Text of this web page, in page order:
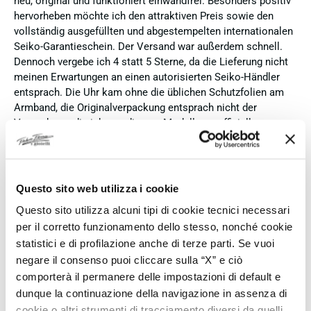
Questo sito web utilizza i cookie
Questo sito utilizza alcuni tipi di cookie tecnici necessari
per il corretto funzionamento dello stesso, nonché cookie
statistici e di profilazione anche di terze parti. Se vuoi
negare il consenso puoi cliccare sulla “X” e ciò
comporterà il permanere delle impostazioni di default e
dunque la continuazione della navigazione in assenza di
hervorheben möchte ich den attraktiven Preis sowie den
vollständig ausgefüllten und abgestempelten internationalen
Seiko-Garantieschein. Der Versand war außerdem schnell.
Dennoch vergebe ich 4 statt 5 Sterne, da die Lieferung nicht
meinen Erwartungen an einen autorisierten Seiko-Händler
entsprach. Die Uhr kam ohne die üblichen Schutzfolien am
Armband, die Originalverpackung entsprach nicht der
Verpackung, die ich von diesem Modell aus offiziellen
Präsentationen und Videos kenne (andere Box und anderes
Zustand und weist keine Gebrauchsspuren auf. Dennoch
erwartet, dass sie mit der vollständigen Originalpräsentation
geliefert wird. Insgesamt empfehle ich den Händler aufgrund
des guten Preises und der seriösen Abwicklung, hoffe
jedoch, dass bei zukünftigen Bestellungen mehr Wert auf
eine vollständige und originale Präsentation gelegt wird.
Verifizierter Käufer